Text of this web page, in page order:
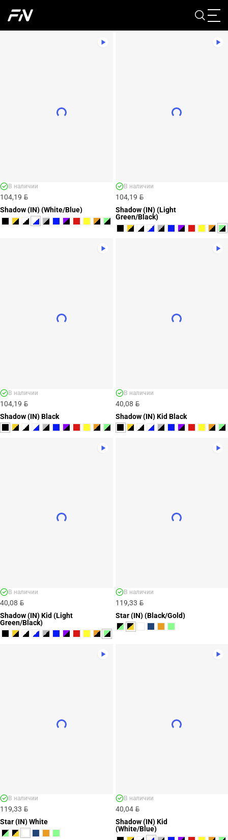
ФУТЗАЛКИ
104,19 BYN
В наличии
Shadow (IN) (White/Blue)
104,19 BYN
В наличии
Shadow (IN) (Light
Green/Black)
104,19 BYN
В наличии
Shadow (IN) Black
40,08 BYN
В наличии
Shadow (IN) Kid Black
40,08 BYN
В наличии
Shadow (IN) Kid (Light
Green/Black)
119,33 BYN
В наличии
Star (IN) (Black/Gold)
119,33 BYN
В наличии
Star (IN) White
40,04 BYN
В наличии
Shadow (IN) Kid
(White/Blue)